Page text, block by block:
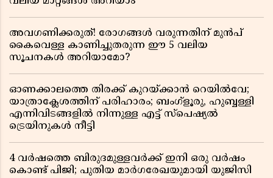
അവഗണിക്കരുത്! രോഗങ്ങൾ വരുന്നതിന് മുൻപ്
കൈവെള്ള കാണിച്ചുതരുന്ന ഈ 5 വലിയ
സൂചനകൾ അറിയാമോ?
ഓണക്കാലത്തെ തിരക്ക് കുറയ്ക്കാൻ റെയിൽവേ;
യാത്രാക്ലേശത്തിന് പരിഹാരം; ബംഗ്ളൂരു, ഹുബ്ബള്ളി
എന്നിവിടങ്ങളിൽ നിന്നുള്ള എട്ട് സ്പെഷ്യൽ
ട്രെയിനുകൾ നീട്ടി
4 വർഷത്തെ ബിരുദമുള്ളവർക്ക് ഇനി ഒരു വർഷം
കൊണ്ട് പിജി; പുതിയ മാർഗരേഖയുമായി യുജിസി